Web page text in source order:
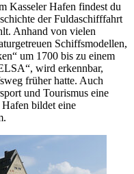
Kasseler Hafen findest du
der Fuldaschifffahrt
Anhand von vielen
Schiffsmodellen,
um 1700 bis zu einem
wird erkennbar,
früher hatte. Auch
und Tourismus eine
bildet eine